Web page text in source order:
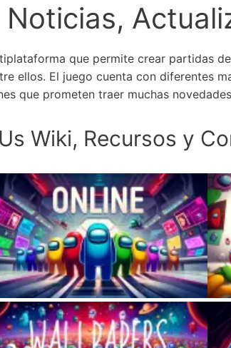
que permite crear partidas
ellos. El juego cuenta con diferentes
que prometen traer muchas
Wiki, Recursos y